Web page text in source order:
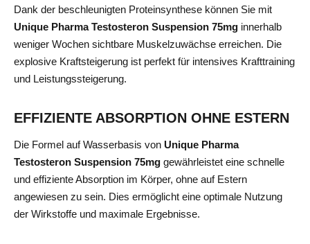
Dank der beschleunigten Proteinsynthese können Sie mit
Unique Pharma Testosteron Suspension 75mg innerhalb
weniger Wochen sichtbare Muskelzuwächse erreichen. Die
explosive Kraftsteigerung ist perfekt für intensives Krafttraining
und Leistungssteigerung.
EFFIZIENTE ABSORPTION OHNE ESTERN
Die Formel auf Wasserbasis von Unique Pharma
Testosteron Suspension 75mg gewährleistet eine schnelle
und effiziente Absorption im Körper, ohne auf Estern
angewiesen zu sein. Dies ermöglicht eine optimale Nutzung
der Wirkstoffe und maximale Ergebnisse.